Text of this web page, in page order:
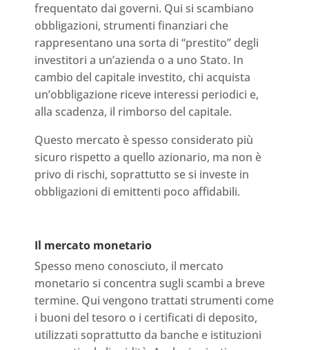
frequentato dai governi. Qui si scambiano
obbligazioni, strumenti finanziari che
rappresentano una sorta di “prestito” degli
investitori a un’azienda o a uno Stato. In
cambio del capitale investito, chi acquista
un’obbligazione riceve interessi periodici e,
alla scadenza, il rimborso del capitale.
Questo mercato è spesso considerato più
sicuro rispetto a quello azionario, ma non è
privo di rischi, soprattutto se si investe in
obbligazioni di emittenti poco affidabili.
Il mercato monetario
Spesso meno conosciuto, il mercato
monetario si concentra sugli scambi a breve
termine. Qui vengono trattati strumenti come
i buoni del tesoro o i certificati di deposito,
utilizzati soprattutto da banche e istituzioni